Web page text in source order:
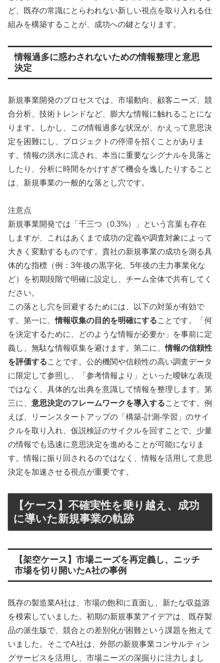
ど、既存の常識にとらわれない新しい視点を取り入れる仕
組みを構築することが、成功への鍵となります。
情報過多に惑わされないための情報整理と意思
決定
新規事業開発のプロセスでは、市場動向、顧客ニーズ、競
合分析、技術トレンドなど、膨大な情報に触れることにな
ります。しかし、この情報過多な状況が、かえって意思決
定を困難にし、プロジェクトの停滞を招くことがありま
す。情報の洪水に流され、本当に重要なシグナルを見落と
したり、分析に時間をかけすぎて機会を逸したりすること
は、新規事業の一般的な落とし穴です。
注意点
新規事業開発では「千三つ（0.3%）」という言葉も存在
しますが、これはあくまで成功の定義や調査対象によって
大きく変動するものです。貴社の新規事業の成功を測る具
体的な指標（例：3年後の黒字化、5年後の主力事業化な
ど）を初期段階で明確に設定し、チーム全体で共有してく
ださい。
この落とし穴を回避するためには、以下の対策が有効で
す。第一に、情報収集の目的を明確にすることです。「何
を決定するために、どのような情報が必要か」を事前に定
義し、無駄な情報収集を避けます。第二に、情報の信頼性
を評価することです。公的機関や信頼性の高い調査データ
に限定して参照し、「参考情報より」といった曖昧な表現
ではなく、具体的な出典を意識して情報を整理します。第
三に、 意思決定のフレームワークを導入することです。例
えば、リーンスタートアップの「構築-計測-学習」のサイ
クルを取り入れ、仮説検証のサイクルを回すことで、少量
の情報でも迅速に意思決定を進めることが可能になりま
す。情報に振り回されるのではなく、情報を活用して意思
決定を加速させる視点が重要です。
【ケース】不確実性を乗り越え、成功
に導いた新規事業の軌跡
【架空ケース】市場ニーズを再定義し、ニッチ
市場を切り開いたA社の事例
既存の製造業A社は、市場の飽和に直面し、新たな収益源
を模索していました。初期の新規事業アイデアは、既存製
品の派生版で、競合との差別化が困難という課題を抱えて
いました。そこでA社は、外部の新規事業コンサルティン
グサービスを活用し、市場ニーズの深掘りに注力しまし